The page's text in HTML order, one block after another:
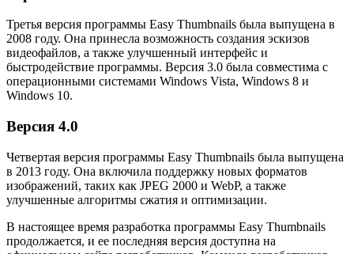
Третья версия программы Easy Thumbnails была выпущена в
2008 году. Она принесла возможность создания эскизов
видеофайлов, а также улучшенный интерфейс и
быстродействие программы. Версия 3.0 была совместима с
операционными системами Windows Vista, Windows 8 и
Windows 10.
Версия 4.0
Четвертая версия программы Easy Thumbnails была выпущена
в 2013 году. Она включила поддержку новых форматов
изображений, таких как JPEG 2000 и WebP, а также
улучшенные алгоритмы сжатия и оптимизации.
В настоящее время разработка программы Easy Thumbnails
продолжается, и ее последняя версия доступна на